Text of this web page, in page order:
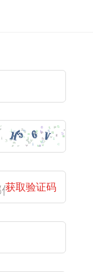
获取验证码